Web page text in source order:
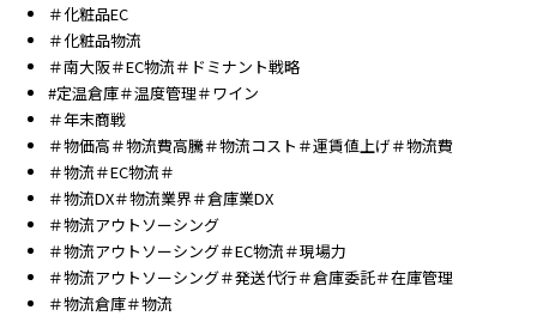
＃化粧品EC
＃化粧品物流
＃南大阪＃EC物流＃ドミナント戦略
#定温倉庫＃温度管理＃ワイン
＃年末商戦
＃物価高＃物流費高騰＃物流コスト＃運賃値上げ＃物流費
＃物流＃EC物流＃
＃物流DX＃物流業界＃倉庫業DX
＃物流アウトソーシング
＃物流アウトソーシング＃EC物流＃現場力
＃物流アウトソーシング＃発送代行＃倉庫委託＃在庫管理
＃物流倉庫＃物流